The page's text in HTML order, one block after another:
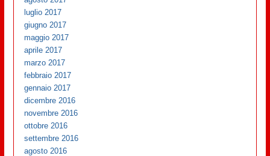
luglio 2017
giugno 2017
maggio 2017
aprile 2017
marzo 2017
febbraio 2017
gennaio 2017
dicembre 2016
novembre 2016
ottobre 2016
settembre 2016
agosto 2016